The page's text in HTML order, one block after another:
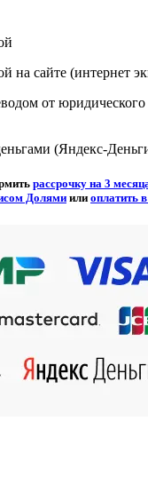
на сайте (интернет
от
(Яндекс-
рассрочку на 3
Долями или оплатить